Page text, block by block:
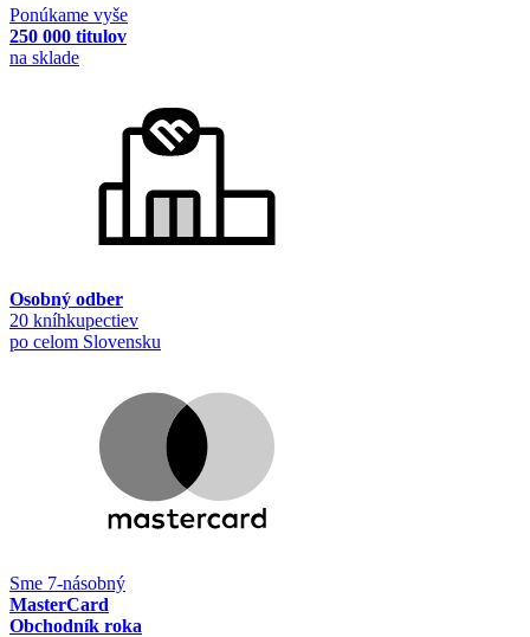
Ponúkame vyše
250 000 titulov
na sklade
Osobný odber
20 kníhkupectiev
po celom Slovensku
Sme 7-násobný
MasterCard
Obchodník roka